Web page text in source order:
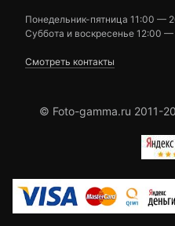
Понедельник-пятница 11:00 —
Суббота и воскресенье 12:00
Смотреть контакты
© Foto-gamma.ru 2011-